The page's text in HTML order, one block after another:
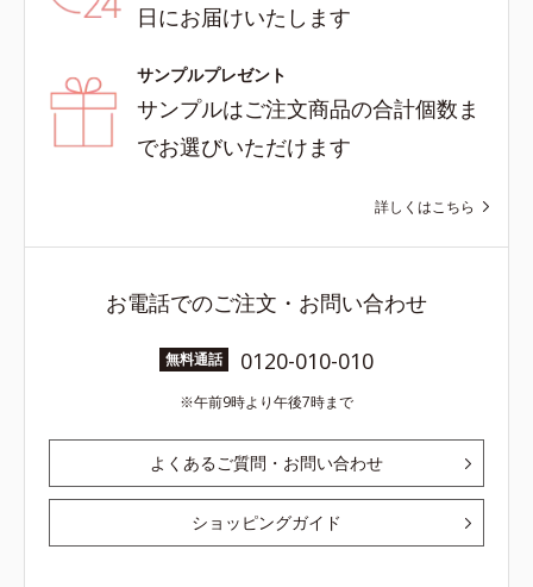
日にお届けいたします
サンプルプレゼント
サンプルはご注文商品の合計個数ま
でお選びいただけます
詳しくはこちら
お電話でのご注文・お問い合わせ
無料通話 0120-010-010
午前9時より午後7時まで
よくあるご質問・お問い合わせ
ショッピングガイド